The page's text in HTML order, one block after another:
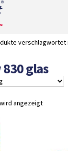
verschlagwortet
glas
angezeigt